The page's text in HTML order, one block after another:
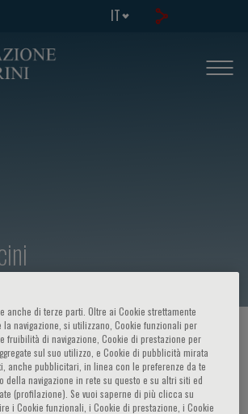
IT
ED EVENTI / RELATORE
anche di terze parti. Oltre ai Cookie strettamente
navigazione, si utilizzano, Cookie funzionali per
fruibilità di navigazione, Cookie di prestazione per
sul suo utilizzo, e Cookie di pubblicità mirata
anche pubblicitari, in linea con le preferenze da te
della navigazione in rete su questo e su altri siti ed
(profilazione). Se vuoi saperne di più clicca su
i Cookie funzionali, i Cookie di prestazione, i Cookie